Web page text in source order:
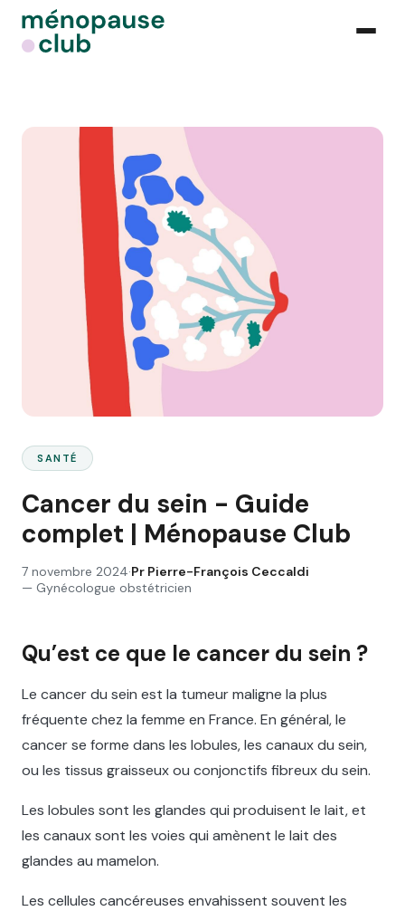
SANTÉ
Cancer du sein - Guide
complet | Ménopause Club
7 novembre 2024·Pr Pierre-François Ceccaldi
— Gynécologue obstétricien
Qu’est ce que le cancer du sein ?
Le cancer du sein est la tumeur maligne la plus
fréquente chez la femme en France. En général, le
cancer se forme dans les lobules, les canaux du sein,
ou les tissus graisseux ou conjonctifs fibreux du sein.
Les lobules sont les glandes qui produisent le lait, et
les canaux sont les voies qui amènent le lait des
glandes au mamelon.
Les cellules cancéreuses envahissent souvent les